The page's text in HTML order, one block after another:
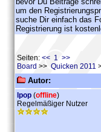
um den
suche Dir einfach das
Registrierung ist
Seiten: << 1 >>
Board >> Quicken 2011
Autor:
lpop (offline)
Regelmäßiger Nutzer